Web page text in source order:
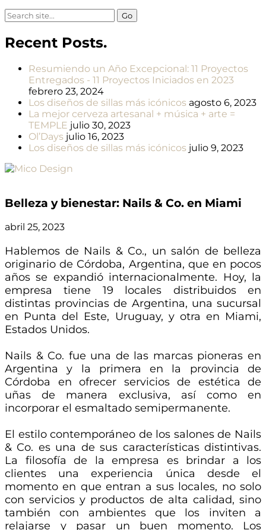
Search
for:
Recent Posts.
Resumiendo un Año Excepcional: 11 Proyectos
Entregados - 11 Proyectos Iniciados en 2023
febrero 23, 2024
Los diseños de sillas más icónicos agosto 6, 2023
La mejor cerveza artesanal + música + arte =
TEMPLE julio 30, 2023
Ol’Days julio 16, 2023
Los diseños de sillas más icónicos julio 9, 2023
Belleza y bienestar: Nails & Co. en Miami
abril 25, 2023
Hablemos de Nails & Co., un salón de belleza
originario de Córdoba, Argentina, que en pocos
años se expandió internacionalmente. Hoy, la
empresa tiene 19 locales distribuidos en
distintas provincias de Argentina, una sucursal
en Punta del Este, Uruguay, y otra en Miami,
Estados Unidos.
Nails & Co. fue una de las marcas pioneras en
Argentina y la primera en la provincia de
Córdoba en ofrecer servicios de estética de
uñas de manera exclusiva, así como en
incorporar el esmaltado semipermanente.
El estilo contemporáneo de los salones de Nails
& Co. es una de sus características distintivas.
La filosofía de la empresa es brindar a los
clientes una experiencia única desde el
momento en que entran a sus locales, no solo
con servicios y productos de alta calidad, sino
también con ambientes que los inviten a
relajarse y pasar un buen momento. Los